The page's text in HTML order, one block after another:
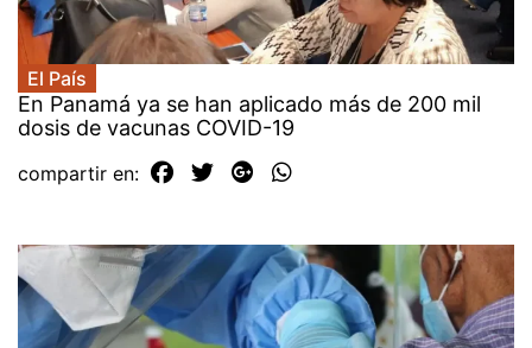
El País
En Panamá ya se han aplicado más de 200 mil
dosis de vacunas COVID-19
compartir en: